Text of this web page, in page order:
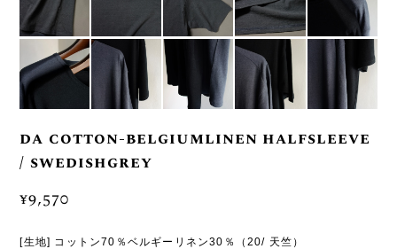
da cotton-belgiumlinen halfsleeve
/ swedishgrey
¥9,570
[生地] コットン70％ベルギーリネン30％（20/ 天竺）